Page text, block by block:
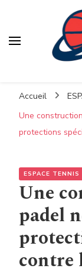
Accueil
Une
protections
ESPACE TENNIS
Une
padel
contre